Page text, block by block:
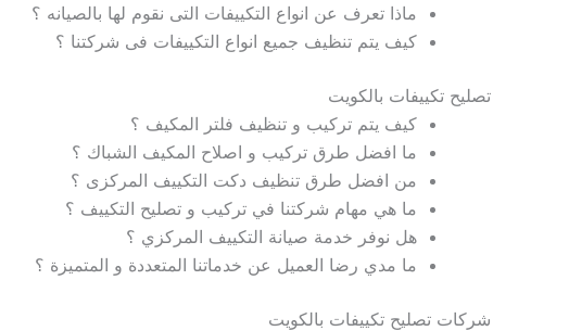
ماذا تعرف عن انواع التكييفات التى نقوم لها بالصيانه ؟
كيف يتم تنظيف جميع انواع التكييفات فى شركتنا ؟
تصليح تكييفات بالكويت
كيف يتم تركيب و تنظيف فلتر المكيف ؟
ما افضل طرق تركيب و اصلاح المكيف الشباك ؟
من افضل طرق تنظيف دكت التكييف المركزى ؟
ما هي مهام شركتنا في تركيب و تصليح التكييف ؟
هل نوفر خدمة صيانة التكييف المركزي ؟
ما مدي رضا العميل عن خدماتنا المتعددة و المتميزة ؟
شركات تصليح تكييفات بالكويت